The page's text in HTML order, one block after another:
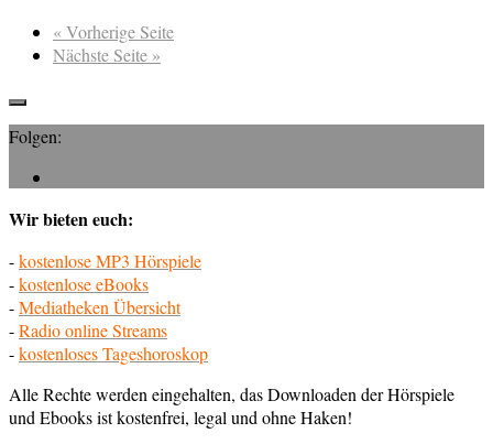
« Vorherige Seite
Nächste Seite »
Folgen:
Wir bieten euch:
-kostenlose MP3 Hörspiele
-kostenlose eBooks
-Mediatheken Übersicht
-Radio online Streams
-kostenloses Tageshoroskop
Alle Rechte werden eingehalten, das Downloaden der Hörspiele
und Ebooks ist kostenfrei, legal und ohne Haken!